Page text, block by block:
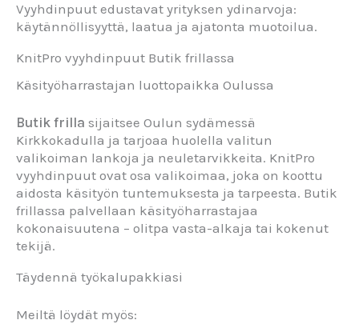
Vyyhdinpuut edustavat yrityksen ydinarvoja:
käytännöllisyyttä, laatua ja ajatonta muotoilua.
KnitPro vyyhdinpuut Butik frillassa
Käsityöharrastajan luottopaikka Oulussa
Butik frilla sijaitsee Oulun sydämessä
Kirkkokadulla ja tarjoaa huolella valitun
valikoiman lankoja ja neuletarvikkeita. KnitPro
vyyhdinpuut ovat osa valikoimaa, joka on koottu
aidosta käsityön tuntemuksesta ja tarpeesta. Butik
frillassa palvellaan käsityöharrastajaa
kokonaisuutena – olitpa vasta-alkaja tai kokenut
tekijä.
Täydennä työkalupakkiasi
Meiltä löydät myös: